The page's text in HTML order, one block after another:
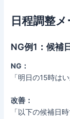
日程調整
NG例1：候補
NG：
「明日の15時は
改善：
「以下の候補日